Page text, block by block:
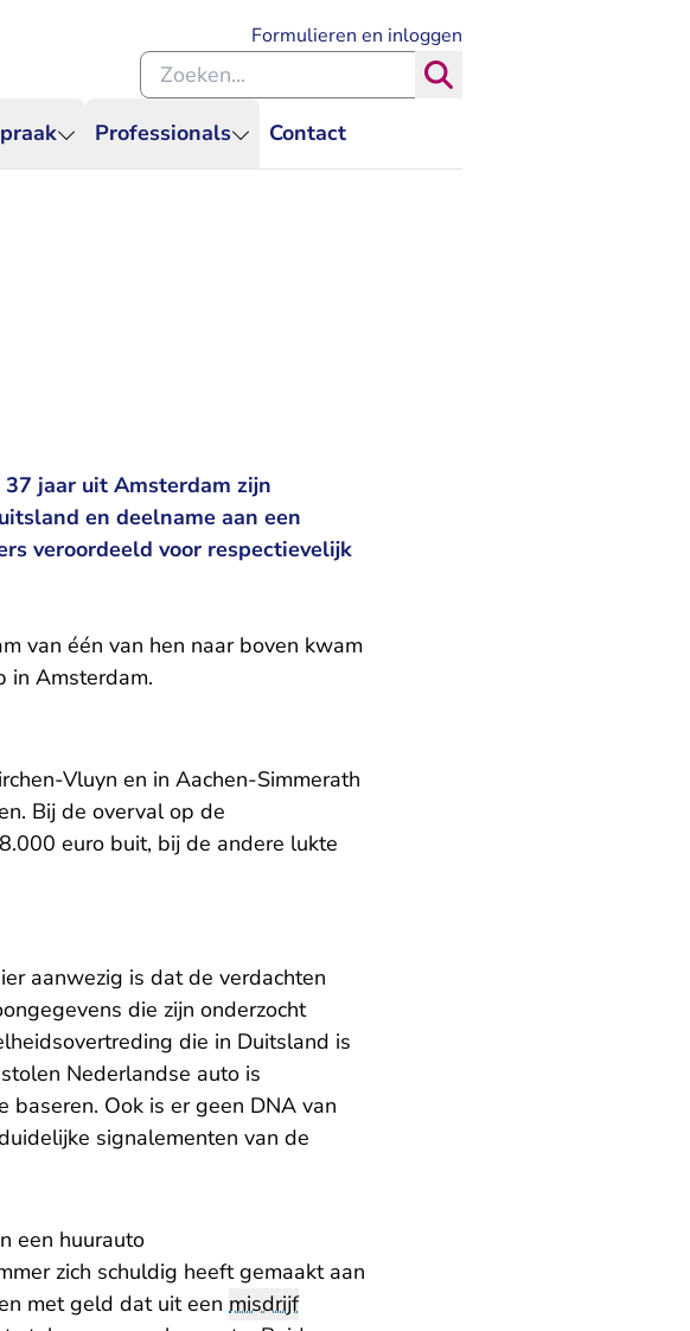
Professionals Contact
Formulieren en inloggen
Zoeken binnen de Rechtspraak
jaar uit Amsterdam zijn
en deelname aan een
veroordeeld voor respectievelijk
van één van hen naar boven kwam
in Amsterdam.
Vluyn en in Aachen-Simmerath
Bij de overval op de
euro buit, bij de andere lukte
aanwezig is dat de verdachten
die zijn onderzocht
die in Duitsland is
Nederlandse auto is
Ook is er geen DNA van
signalementen van de
een huurauto
zich schuldig heeft gemaakt aan
met geld dat uit een misdrijf